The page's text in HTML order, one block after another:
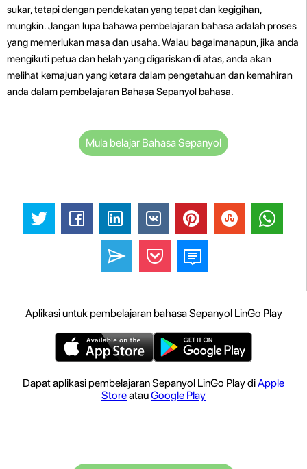
sukar, tetapi dengan pendekatan yang tepat dan kegigihan,
mungkin. Jangan lupa bahawa pembelajaran bahasa adalah proses
yang memerlukan masa dan usaha. Walau bagaimanapun, jika anda
mengikuti petua dan helah yang digariskan di atas, anda akan
melihat kemajuan yang ketara dalam pengetahuan dan kemahiran
anda dalam pembelajaran Bahasa Sepanyol bahasa.
Mula belajar Bahasa Sepanyol
Aplikasi untuk pembelajaran bahasa Sepanyol LinGo Play
Dapat aplikasi pembelajaran Sepanyol LinGo Play diApple
StoreatauGoogle Play